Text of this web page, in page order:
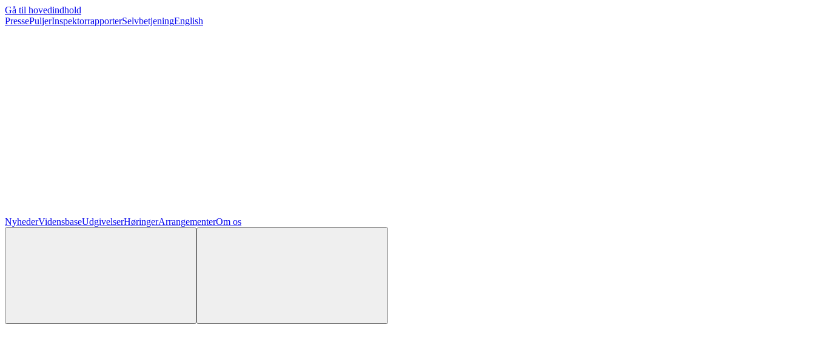
Gå til hovedindhold
PressePuljerInspektorrapporterSelvbetjeningEnglish
NyhederVidensbaseUdgivelserHøringerArrangementerOm os